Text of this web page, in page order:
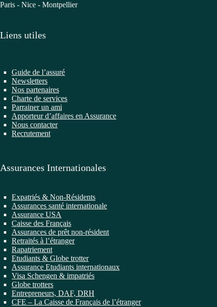
Paris - Nice - Montpellier
Liens utiles
Guide de l’assuré
Newsletters
Nos partenaires
Charte de services
Parrainer un ami
Apporteur d’affaires en Assurance
Nous contacter
Recrutement
Assurances Internationales
Expatriés & Non-Résidents
Assurances santé internationale
Assurance USA
Caisse des Français
Assurances de prêt non-résident
Retraités à l’étranger
Rapatriement
Etudiants & Globe trotter
Assurance Etudiants internationaux
Visa Schengen & impatriés
Globe trotters
Entrepreneurs, DAF, DRH
CFE – La Caisse de Français de l’étranger